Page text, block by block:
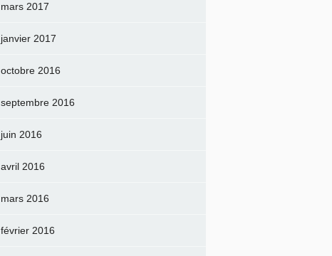
mars 2017
janvier 2017
octobre 2016
septembre 2016
juin 2016
avril 2016
mars 2016
février 2016